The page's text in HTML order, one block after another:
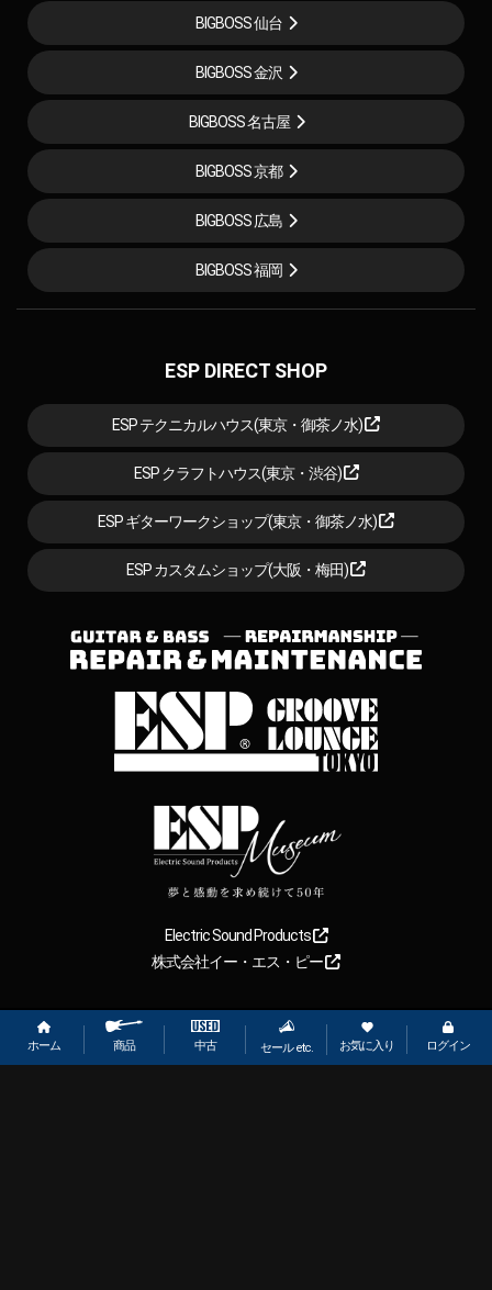
ホーム 商品 中古 セール etc. お気に入り ログイン
BIGBOSS 仙台
BIGBOSS 金沢
BIGBOSS 名古屋
BIGBOSS 京都
BIGBOSS 広島
BIGBOSS 福岡
ESP DIRECT SHOP
ESP テクニカルハウス(東京・御茶ノ水)
ESP クラフトハウス(東京・渋谷)
ESP ギターワークショップ(東京・御茶ノ水)
ESP カスタムショップ(大阪・梅田)
Electric Sound Products
株式会社イー・エス・ピー
Copyright 2026【ESP直営】BIGBOSS オンラインマーケット(ギター＆
ベース). All rights reserved.